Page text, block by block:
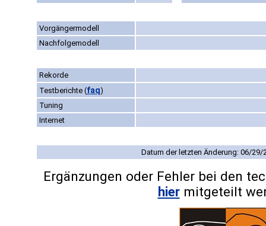
Vorgängermodell
Nachfolgemodell
Rekorde
Testberichte (faq)
Tuning
Internet
Datum der letzten Änderung: 06/29/
Ergänzungen oder Fehler bei den
hiermitgeteilt